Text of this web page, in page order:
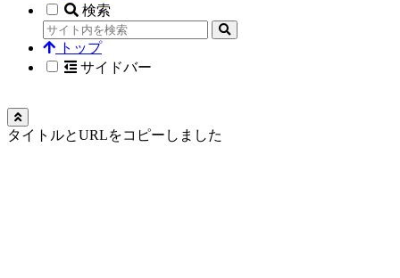
検索
トップ
サイドバー
タイトルとURLをコピーしました